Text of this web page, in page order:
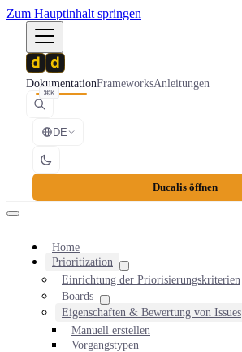
Zum Hauptinhalt springen
DokumentationFrameworksAnleitungen
⌘K
DE
Ducalis öffnen
Home
Prioritization
Einrichtung der Priorisierungskriterien
Boards
Eigenschaften & Bewertung von Issues
Manuell erstellen
Vorgangstypen